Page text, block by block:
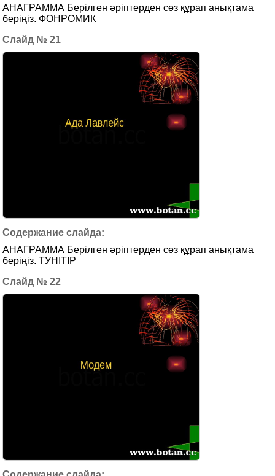
АНАГРАММА Берілген әріптерден сөз құрап анықтама
беріңіз. ФОНРОМИК
21
АНАГРАММА Берілген әріптерден сөз құрап анықтама
беріңіз. ТУНІТІР
22